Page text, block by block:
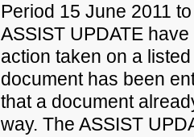
Period 15 June 2011
ASSIST UPDATE
action taken on a
document has been
that a document
way. The ASSIST